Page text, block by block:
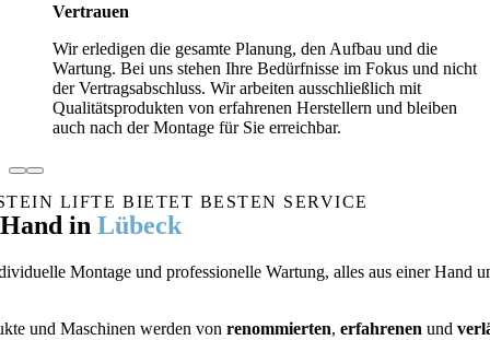
Vertrauen
Wir erledigen die gesamte Planung, den Aufbau und die
Wartung. Bei uns stehen Ihre Bedürfnisse im Fokus und nicht
der Vertragsabschluss. Wir arbeiten ausschließlich mit
Qualitätsprodukten von erfahrenen Herstellern und bleiben
auch nach der Montage für Sie erreichbar.
LIFTE BIETET BESTEN SERVICE
in Lübeck
Montage und professionelle Wartung, alles aus einer Hand
und Maschinen werden von renommierten, erfahrenen und